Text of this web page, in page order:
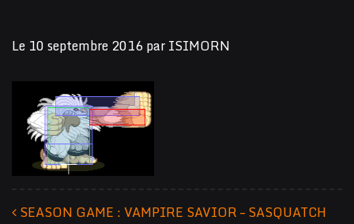
Le 10 septembre 2016parISIMORN
SEASON GAME : VAMPIRE SAVIOR – SASQUATCH